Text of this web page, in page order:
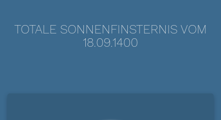
TOTALE SONNENFINSTERNIS VOM
18.09.1400